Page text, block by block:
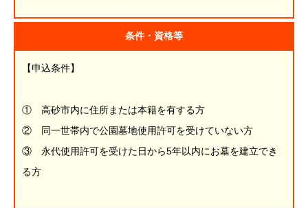
条件・資格等
【申込条件】
① 高砂市内に住所または本籍を有する方
② 同一世帯内で公園墓地使用許可を受けていない方
③ 永代使用許可を受けた日から5年以内にお墓を建立でき
る方